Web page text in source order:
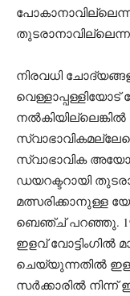
നിരവധി
വെള്ളാപ്പള്ളിയോട്
സ്വാഭാവിക
ഡയറക്ടറായി
മത്സരിക്കാനുള്ള
ബെഞ്ച് പറഞ്ഞു.
ഇളവ് വോട്ടിംഗില്‍
ചെയ്യുന്നതില്‍
സര്‍ക്കാരില്‍ നിന്ന്